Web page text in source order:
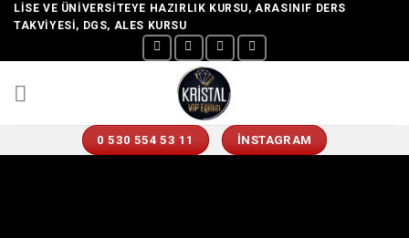
SkipLISE VE ÜNIVERSITEYE HAZIRLIK KURSU, ARASINIF DERS
TAKVIYESI, DGS, ALES KURSU
0 530 554 53 11 İNSTAGRAM